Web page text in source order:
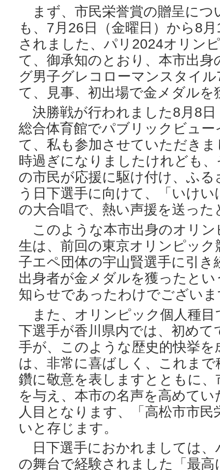
まず、市民栄誉賞の贈呈につ
も、7月26日（金曜日）から8
されました、パリ2024オリン
て、御承知のとおり、本市出
グ男子グレコローマンスタイ
て、見事、初出場で金メダル
決勝戦が行われました8月8日
総合体育館でパブリックビュ
て、私も参加させていただき
時過ぎになりましたけれども
の市民が応援に駆け付け、ふ
う日下選手に向けて、「いけ
の大合唱で、熱い声援を送っ
このような本市出身のオリン
生は、前回の東京オリンピッ
子エペ団体の宇山賢選手に引
出身者が金メダルを獲ったと
知らせであったわけでござい
また、オリンピック個人種目
下選手が香川県内では、初め
手が、このような歴史的快挙
は、非常に喜ばしく、これま
鑽に敬意を表しますとともに
を与え、本市の名声を高めて
人目となります、「高松市市
いと存じます。
日下選手におかれましては、
の舞台で経験されました「最